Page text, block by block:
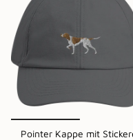
Pointer Kappe mit